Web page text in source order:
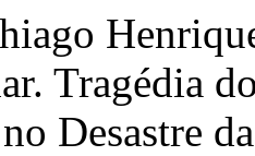
Tragédia
Desastre